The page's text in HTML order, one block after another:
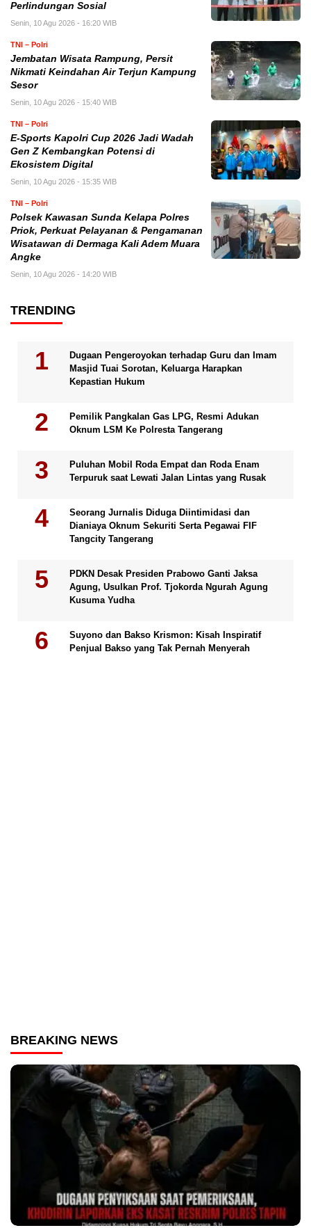
Perlindungan Sosial
Senin, 10 Agu 2026 - 16:20 WIB
TNI – Polri
Jembatan Wisata Rampung, Persit
Nikmati Keindahan Air Terjun Kampung
Sesor
Senin, 10 Agu 2026 - 15:40 WIB
TNI – Polri
E-Sports Kapolri Cup 2026 Jadi Wadah
Gen Z Kembangkan Potensi di
Ekosistem Digital
Senin, 10 Agu 2026 - 15:35 WIB
TNI – Polri
Polsek Kawasan Sunda Kelapa Polres
Priok, Perkuat Pelayanan & Pengamanan
Wisatawan di Dermaga Kali Adem Muara
Angke
Senin, 10 Agu 2026 - 14:20 WIB
TRENDING
Dugaan Pengeroyokan terhadap Guru dan Imam
Masjid Tuai Sorotan, Keluarga Harapkan
Kepastian Hukum
Pemilik Pangkalan Gas LPG, Resmi Adukan
Oknum LSM Ke Polresta Tangerang
Puluhan Mobil Roda Empat dan Roda Enam
Terpuruk saat Lewati Jalan Lintas yang Rusak
Seorang Jurnalis Diduga Diintimidasi dan
Dianiaya Oknum Sekuriti Serta Pegawai FIF
Tangcity Tangerang
PDKN Desak Presiden Prabowo Ganti Jaksa
Agung, Usulkan Prof. Tjokorda Ngurah Agung
Kusuma Yudha
Suyono dan Bakso Krismon: Kisah Inspiratif
Penjual Bakso yang Tak Pernah Menyerah
BREAKING NEWS